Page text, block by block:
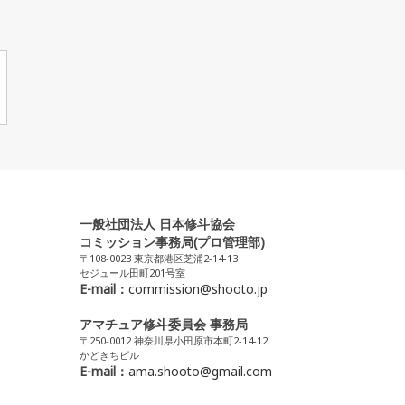
一般社団法人 日本修斗協会
コミッション事務局(プロ管理部)
〒108-0023 東京都港区芝浦2-14-13
セジュール田町201号室
E-mail： commission@shooto.jp
アマチュア修斗委員会 事務局
〒250-0012 神奈川県小田原市本町2-14-12
かどきちビル
E-mail： ama.shooto@gmail.com